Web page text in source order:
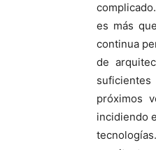
es más
continua
de
próximos
incidiendo